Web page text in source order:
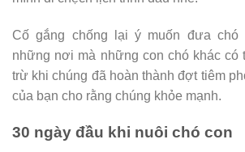
Cố gắng chống lại ý muốn đưa chó
những nơi mà những con chó khác có
trừ khi chúng đã hoàn thành đợt tiêm
của bạn cho rằng chúng khỏe mạnh.
30 ngày đầu khi nuôi chó con